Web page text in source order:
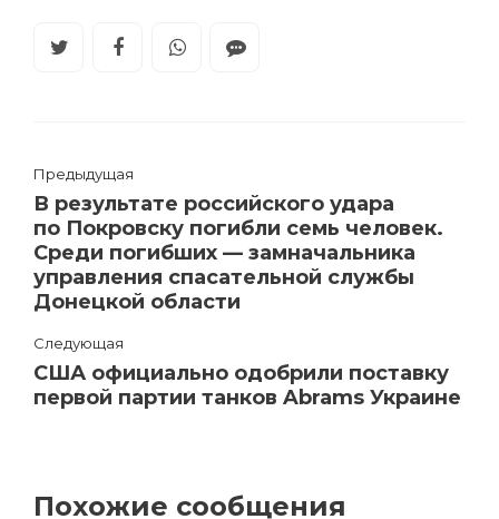
Предыдущая
В результате российского удара
по Покровску погибли семь человек.
Среди погибших — замначальника
управления спасательной службы
Донецкой области
Следующая
США официально одобрили поставку
первой партии танков Abrams Украине
Похожие сообщения